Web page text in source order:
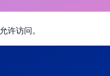
允许访问。